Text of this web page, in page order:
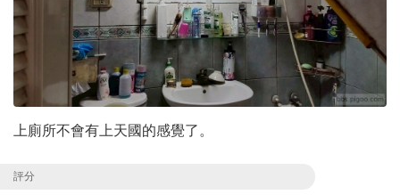
上廁所不會有上天國的感覺了。
評分